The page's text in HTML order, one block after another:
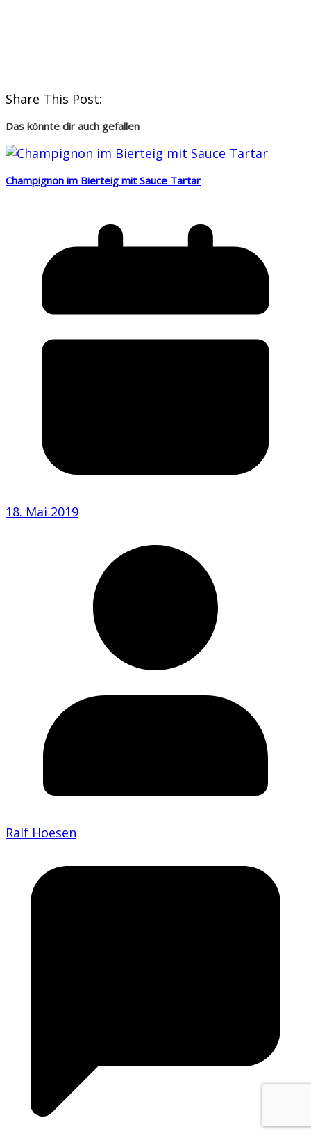
Share This Post:
Das könnte dir auch gefallen
Champignon im Bierteig mit Sauce Tartar
18. Mai 2019
Ralf Hoesen